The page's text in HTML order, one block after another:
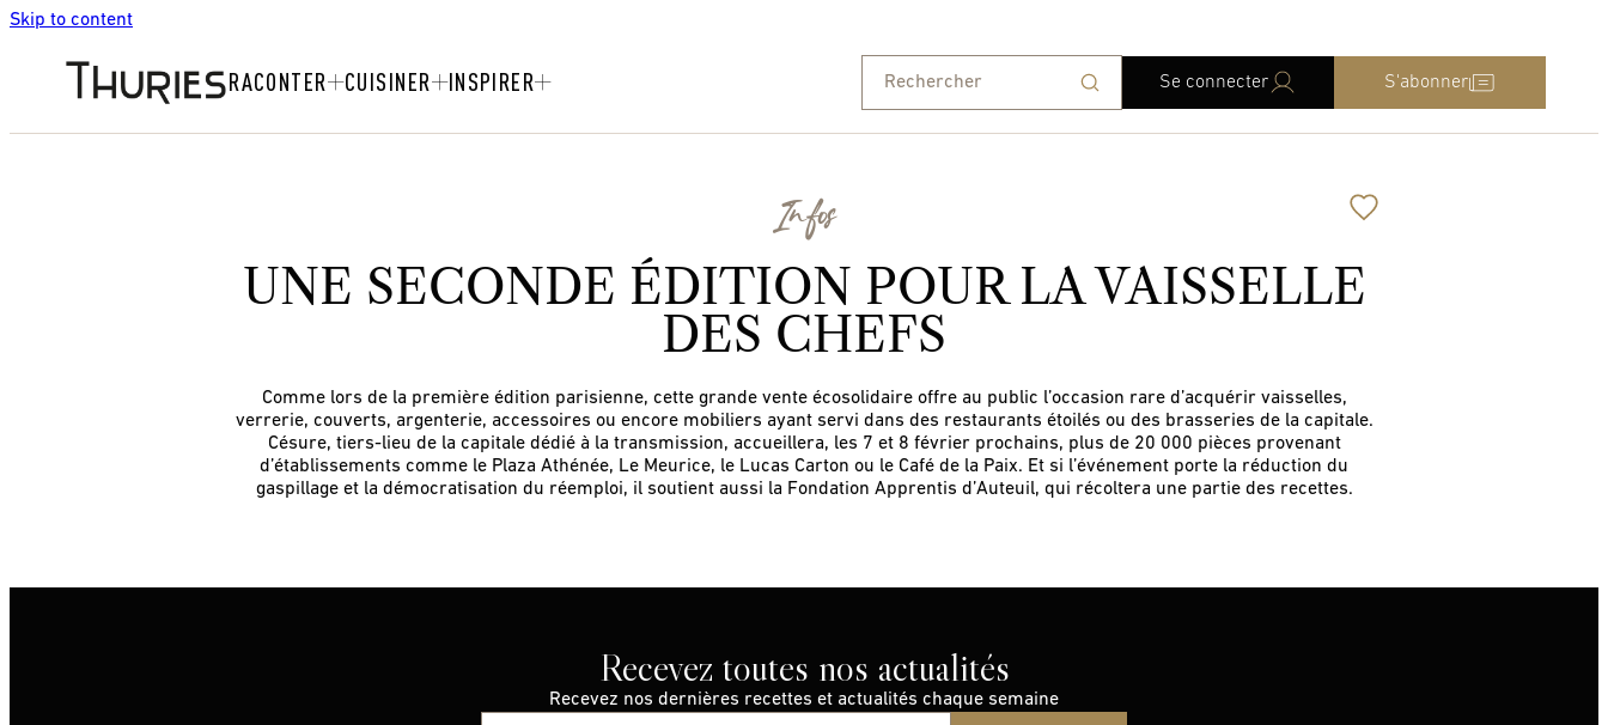
Skip to content
RACONTER CUISINER INSPIRER Se connecter S'abonner
Infos
UNE SECONDE ÉDITION POUR LA VAISSELLE
DES CHEFS
Comme lors de la première édition parisienne, cette grande vente écosolidaire offre au public l’occasion rare d’acquérir vaisselles,
verrerie, couverts, argenterie, accessoires ou encore mobiliers ayant servi dans des restaurants étoilés ou des brasseries de la capitale.
Césure, tiers-lieu de la capitale dédié à la transmission, accueillera, les 7 et 8 février prochains, plus de 20 000 pièces provenant
d’établissements comme le Plaza Athénée, Le Meurice, le Lucas Carton ou le Café de la Paix. Et si l’événement porte la réduction du
gaspillage et la démocratisation du réemploi, il soutient aussi la Fondation Apprentis d’Auteuil, qui récoltera une partie des recettes.
Recevez toutes nos actualités
Recevez nos dernières recettes et actualités chaque semaine